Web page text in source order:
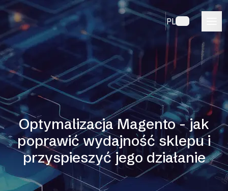
PL
Optymalizacja Magento - jak
poprawić wydajność sklepu i
przyspieszyć jego działanie